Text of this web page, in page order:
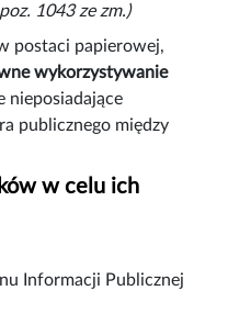
1043 ze zm.)
postaci papierowej,
wykorzystywanie
nieposiadające
publicznego między
w celu ich
Informacji Publicznej